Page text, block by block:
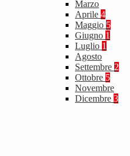
Marzo
Aprile 4
Maggio 5
Giugno 1
Luglio 1
Agosto
Settembre 2
Ottobre 5
Novembre
Dicembre 3